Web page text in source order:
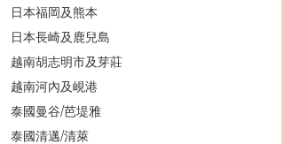
日本福岡及熊本
日本長崎及鹿兒島
越南胡志明市及芽莊
越南河內及峴港
泰國曼谷/芭堤雅
泰國清邁/清萊